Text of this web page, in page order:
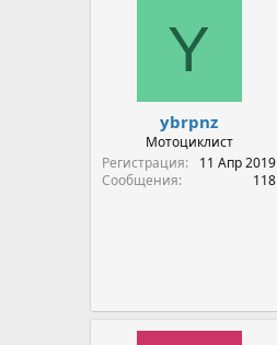
Y
ybrpnz
Мотоциклист
Регистрация
11 Апр 2019
Сообщения
118